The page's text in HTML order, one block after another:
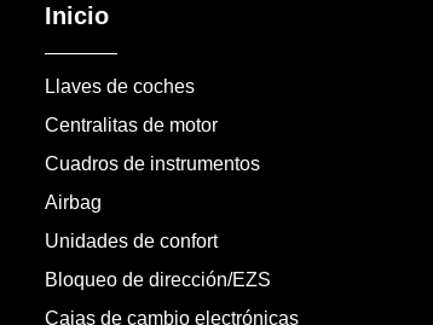
Inicio
Llaves de coches
Centralitas de motor
Cuadros de instrumentos
Airbag
Unidades de confort
Bloqueo de dirección/EZS
Cajas de cambio electrónicas